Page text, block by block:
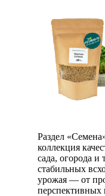
Раздел
коллекция
сада, огорода и
стабильных
урожая — от
перспективных